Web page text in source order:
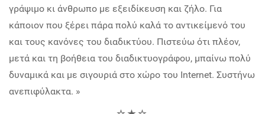
γράψιμο κι άνθρωπο με εξειδίκευση και ζήλο. Για
κάποιον που ξέρει πάρα πολύ καλά το αντικείμενό του
και τους κανόνες του διαδικτύου. Πιστεύω ότι πλέον,
μετά και τη βοήθεια του διαδικτυογράφου, μπαίνω πολύ
δυναμικά και με σιγουριά στο χώρο του Internet. Συστήνω
ανεπιφύλακτα. »